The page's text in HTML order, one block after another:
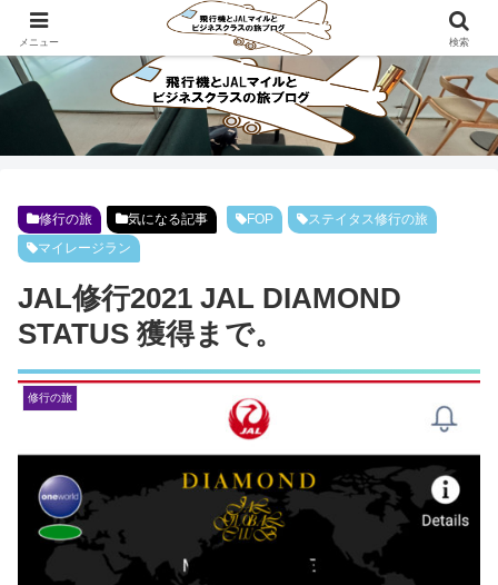
ビジネスクラスで旅にでよう！！
修行の旅 気になる記事 FOP
ステイタス修行の旅
マイレージラン
JAL修行2021 JAL DIAMOND
STATUS 獲得まで。
修行の旅
メニュー 検索